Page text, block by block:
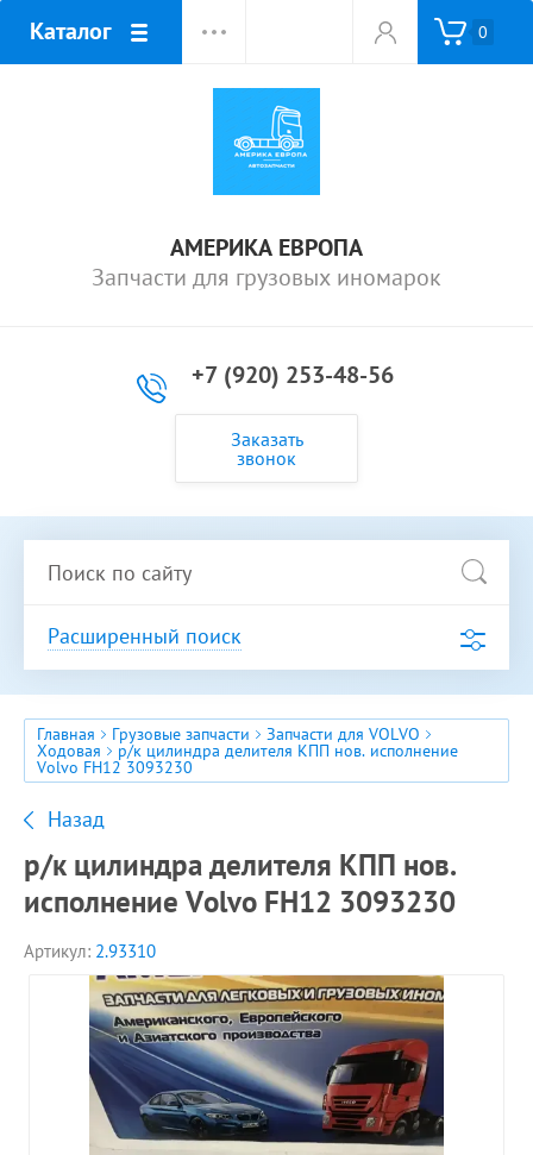
Каталог 0
АМЕРИКА ЕВРОПА
Запчасти для грузовых иномарок
+7 (920) 253-48-56
Заказать
звонок
Расширенный поиск
Главная Грузовые запчасти Запчасти для VOLVO
Ходовая р/к цилиндра делителя КПП нов. исполнение
Volvo FH12 3093230
Назад
р/к цилиндра делителя КПП нов.
исполнение Volvo FH12 3093230
Артикул: 2.93310